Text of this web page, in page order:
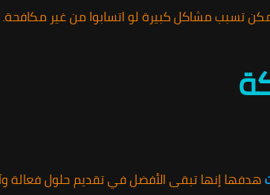
تسبب مشاكل كبيرة لو اتسابوا من غير
هدفها إنها تبقى الأفضل في تقديم حلول فعالة